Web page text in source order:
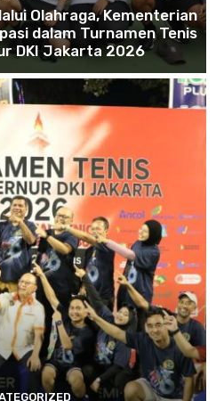
Olahraga, Kementerian
dalam Turnamen Tenis
DKI Jakarta 2026